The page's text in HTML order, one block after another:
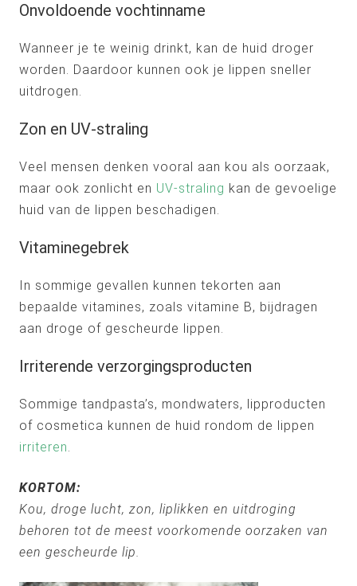
Onvoldoende vochtinname
Wanneer je te weinig drinkt, kan de huid droger
worden. Daardoor kunnen ook je lippen sneller
uitdrogen.
Zon en UV-straling
Veel mensen denken vooral aan kou als oorzaak,
maar ook zonlicht en UV-straling kan de gevoelige
huid van de lippen beschadigen.
Vitaminegebrek
In sommige gevallen kunnen tekorten aan
bepaalde vitamines, zoals vitamine B, bijdragen
aan droge of gescheurde lippen.
Irriterende verzorgingsproducten
Sommige tandpasta’s, mondwaters, lipproducten
of cosmetica kunnen de huid rondom de lippen
irriteren.
KORTOM:
Kou, droge lucht, zon, liplikken en uitdroging
behoren tot de meest voorkomende oorzaken van
een gescheurde lip.